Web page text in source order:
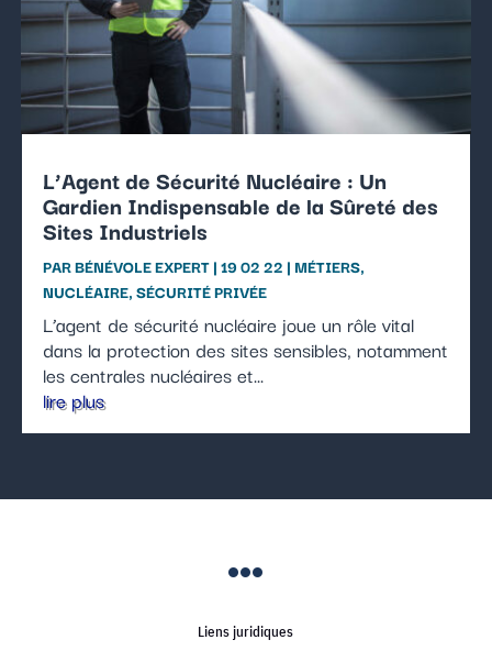
L’Agent de Sécurité Nucléaire : Un
Gardien Indispensable de la Sûreté des
Sites Industriels
PARBÉNÉVOLE EXPERT|19 02 22 | MÉTIERS,
NUCLÉAIRE,SÉCURITÉ PRIVÉE
L’agent de sécurité nucléaire joue un rôle vital
dans la protection des sites sensibles, notamment
les centrales nucléaires et...
lire plus

Liens juridiques